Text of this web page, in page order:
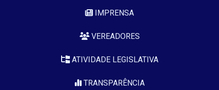
IMPRENSA
VEREADORES
ATIVIDADE LEGISLATIVA
TRANSPARÊNCIA